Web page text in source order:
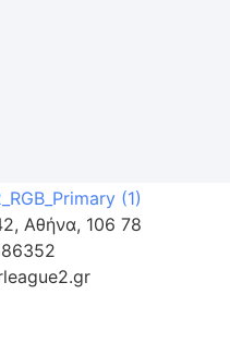
Αθήνα, 106 78